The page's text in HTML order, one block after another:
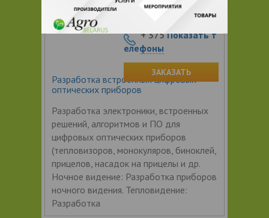
Разработка встроенных цифровых
оптических приборов
Разработка электроники, встроенных
решений, алгоритмов и ПО для
цифровых оптических приборов
(тепловизоров, монокуляров, биноклей,
прицелов, насадок на прицелы и др.
Ночное видение: Разработка приборов
ночного видения. Тепловидение:
Разработка
АКСОНИМ ООО
+ 375Показать т
елефоны
ЗАКАЗАТЬ